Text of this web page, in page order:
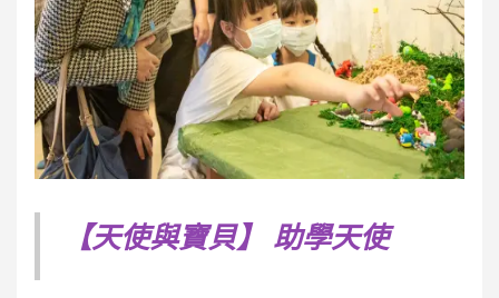
【天使與寶貝】 助學天使